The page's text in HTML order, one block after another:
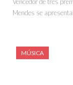
Mendes se
MÚSICA